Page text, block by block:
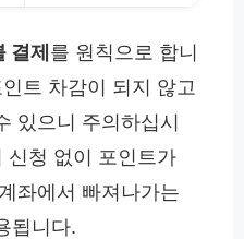
결제 를 원칙으로 합니
트 차감이 되지 않고
있으니 주의하십시
신청 없이 포인트가
좌에서 빠져나가는
됩니다.